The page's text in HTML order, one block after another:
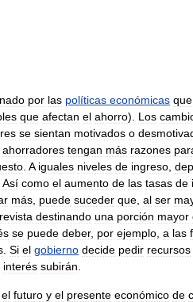
por las políticas económicas que
que afectan el ahorro). Los
se sientan motivados o
ahorradores tengan más razones
A iguales niveles de ingreso
Así como el aumento de las tasas de
más puede suceder que al ser
destinando una porción mayor
se puede deber, por ejemplo a las
Si el gobierno decide pedir recursos
interés subirán
el futuro y el presente económico de